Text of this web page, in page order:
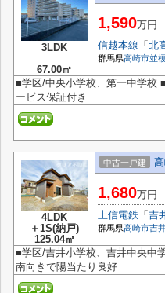
3LDK
67.00㎡
1,590万円
信越本線 「 北
群馬県高崎市並
■学区/中央小学校、第一中学校
ービス保証付き
4LDK
＋1S(納戸)
125.04㎡
中古一戸建
1,680万円
上信電鉄 「 吉
群馬県高崎市吉
■学区/吉井小学校、吉井中央中
南向きで陽当たり良好